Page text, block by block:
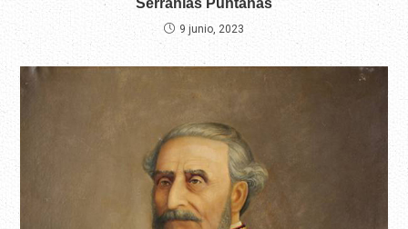
Serranías Puntanas
9 junio, 2023